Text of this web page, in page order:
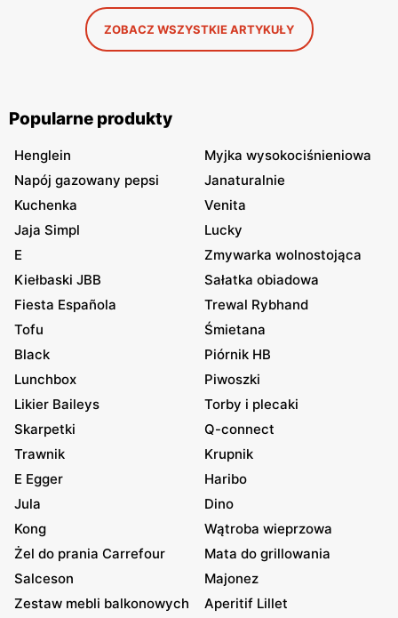
ZOBACZ WSZYSTKIE ARTYKUŁY
Popularne produkty
Henglein
Myjka wysokociśnieniowa
Napój gazowany pepsi
Janaturalnie
Kuchenka
Venita
Jaja Simpl
Lucky
E
Zmywarka wolnostojąca
Kiełbaski JBB
Sałatka obiadowa
Fiesta Española
Trewal Rybhand
Tofu
Śmietana
Black
Piórnik HB
Lunchbox
Piwoszki
Likier Baileys
Torby i plecaki
Skarpetki
Q-connect
Trawnik
Krupnik
E Egger
Haribo
Jula
Dino
Kong
Wątroba wieprzowa
Żel do prania Carrefour
Mata do grillowania
Salceson
Majonez
Zestaw mebli balkonowych
Aperitif Lillet